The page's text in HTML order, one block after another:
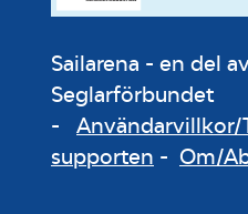
Sailarena - en del
Seglarförbundet
- Användarvillkor/
supporten - Om/